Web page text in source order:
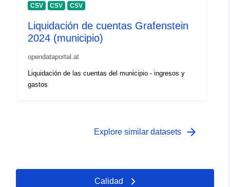
CSV CSV CSV
Liquidación de cuentas Grafenstein
2024 (municipio)
opendataportal.at
Liquidación de las cuentas del municipio - ingresos y
gastos
Explore similar datasets arrow_forward
Calidad